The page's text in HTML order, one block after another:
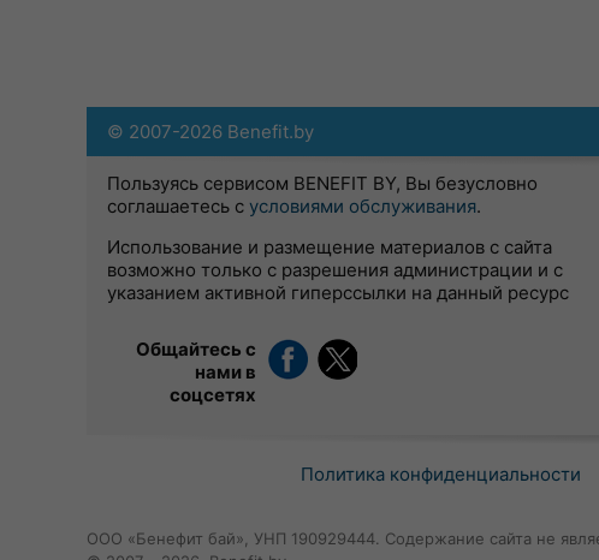
© 2007-2026 Benefit.by
Пользуясь сервисом BENEFIT BY, Вы безусловно
соглашаетесь с условиями обслуживания.
Использование и размещение материалов с сайта
возможно только с разрешения администрации и с
указанием активной гиперссылки на данный ресурс
Общайтесь с
нами в
соцсетях
Политика конфиденциальности
ООО «Бенефит бай», УНП 190929444. Содержание сайта не